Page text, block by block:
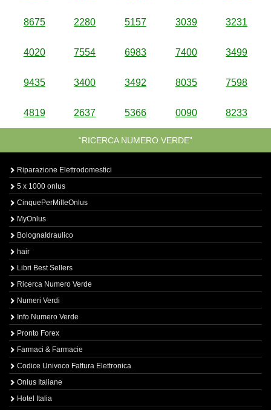
8675 2280 5157 3039 3231
4020 7554 6983 7400 3499
9435 3400 3492 8035 7598
4819 2637 5366 0090 8233
“RICERCA NUMERO VERDE”
Riparazione Elettrodomestici
5 x 1000 onlus
CinquePerMilleOnlus
MyOnlus
BolognaIdraulico
hair
Libri Best Sellers
Ricerca Numero Verde
Numeri Verdi
Info Numero Verde
Pronto Forex
Farmaci & Farmacie
Codice Univoco Fattura Elettronica
Onlus Italiane
Hotel Italia